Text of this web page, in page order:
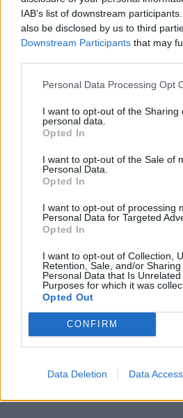
IAB’s list of downstream
also be disclosed by us to third
Downstream Participants that may
Personal Data Processing Opt
I want to opt-out of the Sharing
personal data.
Opted In
I want to opt-out of the Sale of
Personal Data.
Opted In
I want to opt-out of processing
Personal Data for Targeted
Opted In
I want to opt-out of Collection,
Retention, Sale, and/or
Personal Data that Is
Purposes for which it was
Opted Out
CONFIRM
Data Deletion Data Access
Πηγή: Real Life